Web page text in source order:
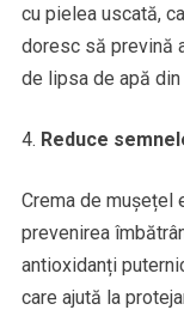
cu pielea uscată,
doresc să prevină
de lipsa de apă din
Reduce
Crema de mușețel
prevenirea
antioxidanți
care ajută la